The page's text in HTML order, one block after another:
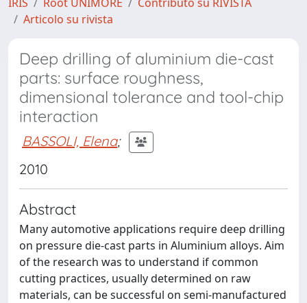
Articolo su rivista
Deep drilling of aluminium die-cast
parts: surface roughness,
dimensional tolerance and tool-chip
interaction
BASSOLI, Elena;
2010
Abstract
Many automotive applications require deep drilling
on pressure die-cast parts in Aluminium alloys. Aim
of the research was to understand if common
cutting practices, usually determined on raw
materials, can be successful on semi-manufactured